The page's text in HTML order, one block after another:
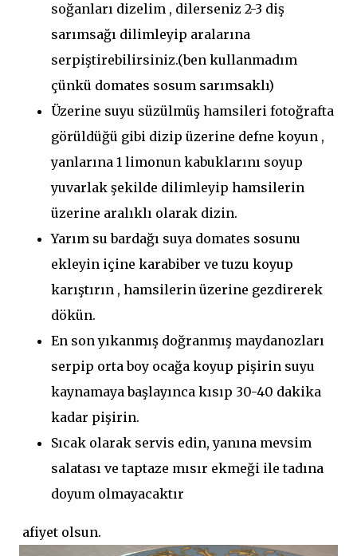
soğanları dizelim , dilerseniz 2-3 diş
sarımsağı dilimleyip aralarına
serpiştirebilirsiniz.(ben kullanmadım
çünkü domates sosum sarımsaklı)
Üzerine suyu süzülmüş hamsileri fotoğrafta
görüldüğü gibi dizip üzerine defne koyun ,
yanlarına 1 limonun kabuklarını soyup
yuvarlak şekilde dilimleyip hamsilerin
üzerine aralıklı olarak dizin.
Yarım su bardağı suya domates sosunu
ekleyin içine karabiber ve tuzu koyup
karıştırın , hamsilerin üzerine gezdirerek
dökün.
En son yıkanmış doğranmış maydanozları
serpip orta boy ocağa koyup pişirin suyu
kaynamaya başlayınca kısıp 30-40 dakika
kadar pişirin.
Sıcak olarak servis edin, yanına mevsim
salatası ve taptaze mısır ekmeği ile tadına
doyum olmayacaktır
afiyet olsun.